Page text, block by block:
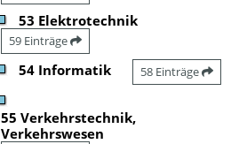
53 Elektrotechnik
59 Einträge
54 Informatik 58 Einträge
55 Verkehrstechnik,
Verkehrswesen